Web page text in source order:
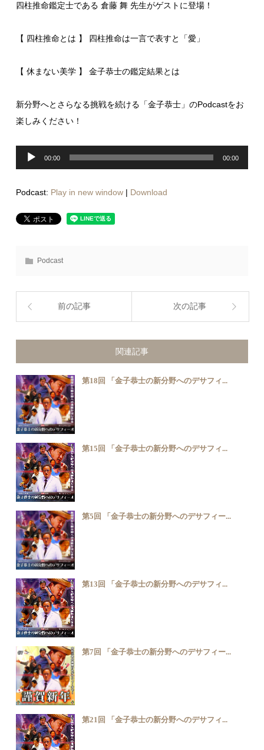
四柱推命鑑定士である 倉藤 舞 先生がゲストに登場！
【 四柱推命とは 】 四柱推命は一言で表すと「愛」
【 休まない美学 】 金子恭士の鑑定結果とは
新分野へとさらなる挑戦を続ける「金子恭士」のPodcastをお
楽しみください！
ヤ
00:00 00:00
Podcast: Play in new window | Download
Podcast
前の記事 次の記事
関連記事
第18回 「金子恭士の新分野へのデサフィ...
第15回 「金子恭士の新分野へのデサフィ...
第5回 「金子恭士の新分野へのデサフィー...
第13回 「金子恭士の新分野へのデサフィ...
第7回 「金子恭士の新分野へのデサフィー...
第21回 「金子恭士の新分野へのデサフィ...